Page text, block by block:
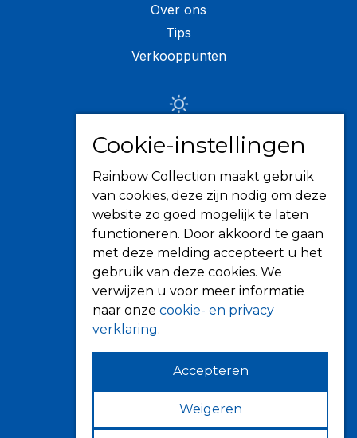
Over ons
Tips
Verkooppunten
Knikarmschermen
Uitvalschermen
Rolluiken
Screens
Terrasoverkapping
Verandazonwering
Markiezen
Horren
Contact
Cookie-instellingen
Rainbow Collection maakt gebruik
van cookies, deze zijn nodig om deze
website zo goed mogelijk te laten
functioneren. Door akkoord te gaan
met deze melding accepteert u het
gebruik van deze cookies. We
verwijzen u voor meer informatie
naar onze cookie- en privacy
verklaring.
Accepteren
Weigeren